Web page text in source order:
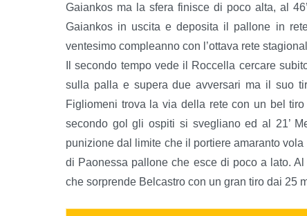
Gaiankos ma la sfera finisce di poco alta, al
Gaiankos in uscita e deposita il pallone in
ventesimo compleanno con l’ottava rete
Il secondo tempo vede il Roccella cercare
sulla palla e supera due avversari ma il suo
Figliomeni trova la via della rete con un bel
secondo gol gli ospiti si svegliano ed al 21’
punizione dal limite che il portiere amaranto
di Paonessa pallone che esce di poco a lato.
che sorprende Belcastro con un gran tiro dai 25